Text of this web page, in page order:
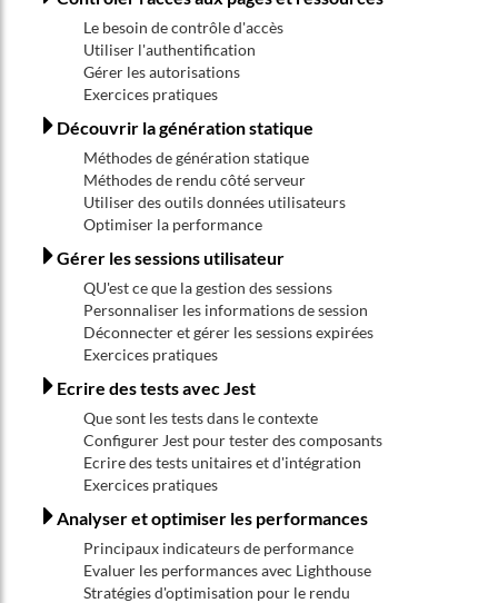
Le besoin de contrôle d'accès
Utiliser l'authentification
Gérer les autorisations
Exercices pratiques
Découvrir la génération statique
Méthodes de génération statique
Méthodes de rendu côté serveur
Utiliser des outils données utilisateurs
Optimiser la performance
Gérer les sessions utilisateur
QU'est ce que la gestion des sessions
Personnaliser les informations de session
Déconnecter et gérer les sessions expirées
Exercices pratiques
Ecrire des tests avec Jest
Que sont les tests dans le contexte
Configurer Jest pour tester des composants
Ecrire des tests unitaires et d'intégration
Exercices pratiques
Analyser et optimiser les performances
Principaux indicateurs de performance
Evaluer les performances avec Lighthouse
Stratégies d'optimisation pour le rendu